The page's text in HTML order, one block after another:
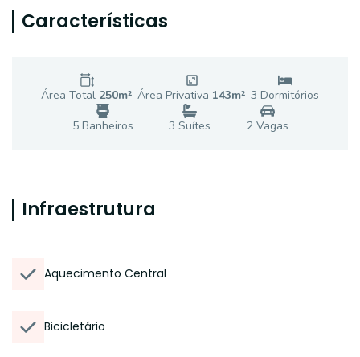
Características
Área Total 250m² Área Privativa 143m² 3 Dormitórios
5Banheiros 3 Suítes 2Vagas
Infraestrutura
Aquecimento Central
Bicicletário